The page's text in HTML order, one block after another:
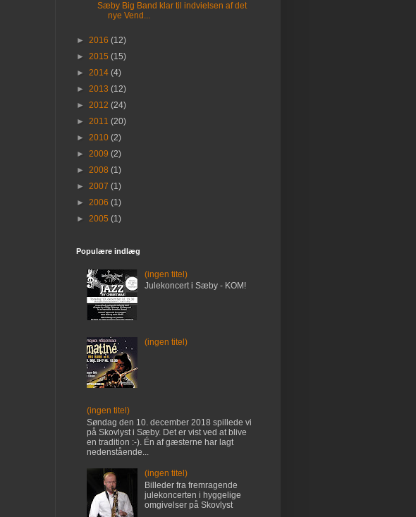
Sæby Big Band klar til indvielsen af det
nye Vend...
► 2016 (12)
► 2015 (15)
► 2014 (4)
► 2013 (12)
► 2012 (24)
► 2011 (20)
► 2010 (2)
► 2009 (2)
► 2008 (1)
► 2007 (1)
► 2006 (1)
► 2005 (1)
Populære indlæg
(ingen titel)
Julekoncert i Sæby - KOM!
(ingen titel)
(ingen titel)
Søndag den 10. december 2018 spillede vi
på Skovlyst i Sæby. Det er vist ved at blive
en tradition :-). Én af gæsterne har lagt
nedenstående...
(ingen titel)
Billeder fra fremragende
julekoncerten i hyggelige
omgivelser på Skovlyst